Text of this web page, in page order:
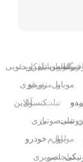
رستوران
رایانه
موبایل
و
تبلت
موبایل
تبلت
لوازم
جانبی
موبایل
و
تبلت
سیم‌کارت
متفرقه
صوتی
و
تصویری
تلفن
رومیزی
کنسول،
بازی‌
ویدئویی
و
آنلاین
خودرو